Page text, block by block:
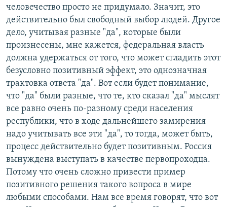
человечество просто не придумало. Значит, это
действительно был свободный выбор людей. Другое
дело, учитывая разные "да", которые были
произнесены, мне кажется, федеральная власть
должна удержаться от того, что может сгладить этот
безусловно позитивный эффект, это однозначная
трактовка ответа "да". Вот если будет понимание,
что "да" были разные, что те, кто сказал "да" мыслят
все равно очень по-разному среди населения
республики, что в ходе дальнейшего замирения
надо учитывать все эти "да", то тогда, может быть,
процесс действительно будет позитивным. Россия
вынуждена выступать в качестве первопроходца.
Потому что очень сложно привести пример
позитивного решения такого вопроса в мире
любыми способами. Нам все время говорят, что вот